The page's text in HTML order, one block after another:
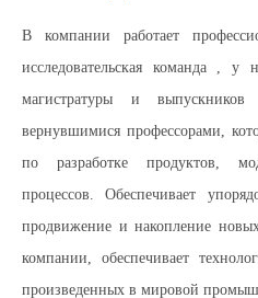
В компании работает
исследовательская команда , у
магистратуры и выпускников
вернувшимися профессорами,
по разработке продуктов,
процессов. Обеспечивает
продвижение и накопление
компании, обеспечивает
произведенных в мировой